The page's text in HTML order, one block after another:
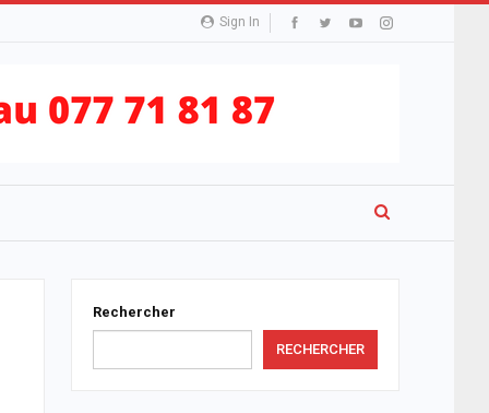
Sign In
Rechercher
RECHERCHER